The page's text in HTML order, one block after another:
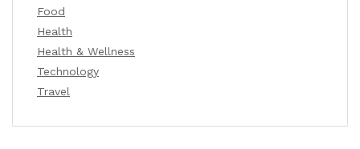
Food
Health
Health & Wellness
Technology
Travel